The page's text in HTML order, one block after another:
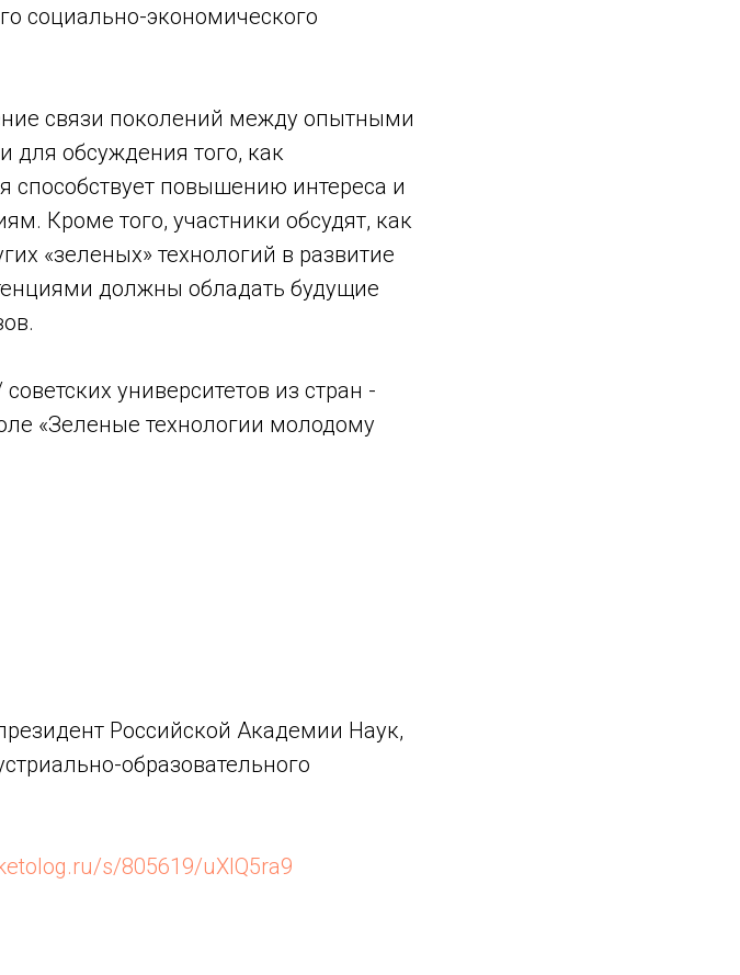
социально-экономического
связи поколений между опытными
обсуждения того, как
способствует повышению интереса и
Кроме того, участники обсудят, как
«зеленых» технологий в развитие
должны обладать будущие
университетов из стран -
«Зеленые технологии молодому
Российской Академии Наук,
образовательного
s/805619/uXIQ5ra9